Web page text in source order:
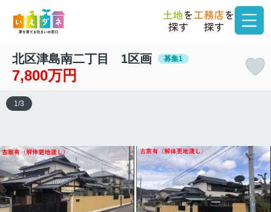
土地を
探す
工務店を
探す
北区津島南二丁目 1区画 募集1
7,800万円
1 /3